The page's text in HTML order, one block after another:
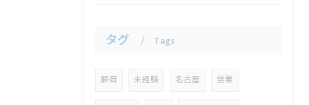
タグ Tags
静岡 未経験 名古屋 営業